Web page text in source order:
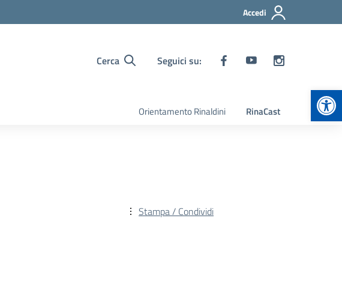
Accedi
Cerca Seguici su:
Orientamento Rinaldini RinaCast
Stampa / Condividi